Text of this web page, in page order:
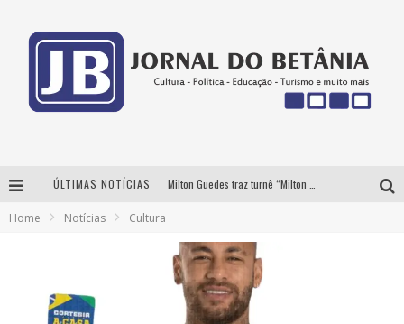
ÚLTIMAS NOTÍCIAS
Home Notícias Cultura